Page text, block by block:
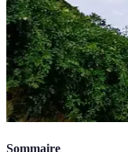
Sommaire